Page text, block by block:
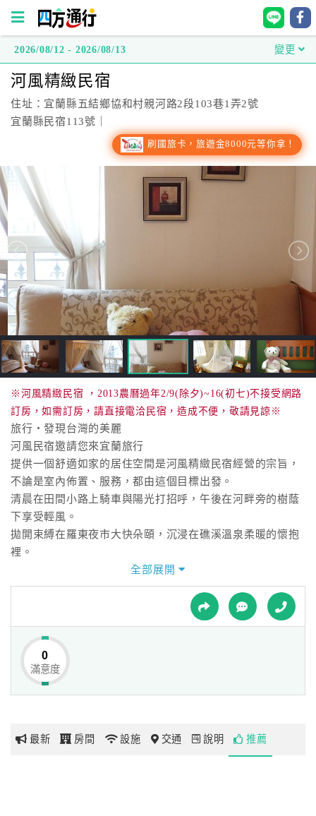
方
通
行
訂
房
直
接
跟
飯
店
訂
房
HOT
特
色
民
宿
球
網
玩
2026/08/12 - 2026/08/13 變更
河風精緻民宿
住址：宜蘭縣五結鄉協和村親河路2段103巷1弄2號
宜蘭縣民宿113號｜
刷國旅卡，旅遊金8000元等你拿！
※河風精緻民宿 ，2013農曆過年2/9(除夕)~16(初七)不接受網路
訂房，如需訂房，請直接電洽民宿，造成不便，敬請見諒※
旅行‧發現台灣的美麗
河風民宿邀請您來宜蘭旅行
提供一個舒適如家的居住空間是河風精緻民宿經營的宗旨，
不論是室內佈置、服務，都由這個目標出發。
清晨在田間小路上騎車與陽光打招呼，午後在河畔旁的樹蔭
下享受輕風。
拋開束縛在羅東夜市大快朵頤，沉浸在礁溪溫泉柔暖的懷抱
裡。
驚險刺激又安全的龜山島賞鯨，傳藝中心打開時光隧道的入
口。
太平山上飄動的楓紅清新可人，驚艷蘇澳冷泉放肆南方澳漁
不論是定點旅遊或是行程規劃，河風位居蘭陽最精華的地
區，是住宿最佳選擇。
不管您想從任何角度親近宜蘭，或山、或海、或河、或動
感、或靜態。
全部展開
0
滿意度
最新 房間 設施 交通 說明 推薦